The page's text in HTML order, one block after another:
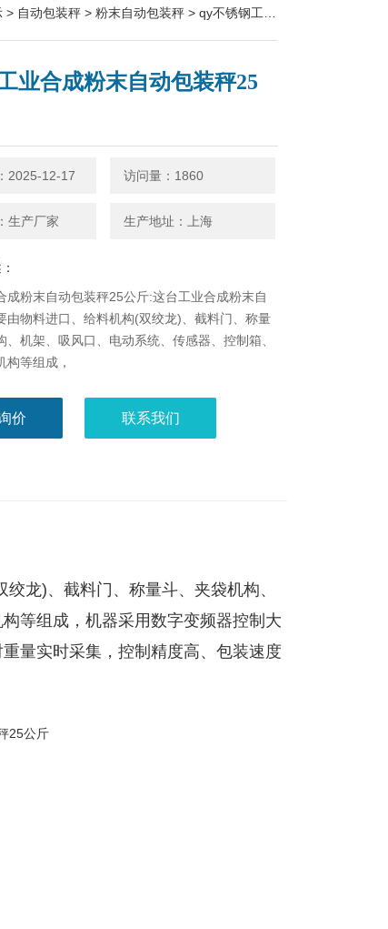
> 自动包装秤 > 粉末自动包装秤 > qy不锈钢工业合成粉末自动包装秤25公斤
业合成粉末自动包装秤25
2025-12-17 访问量：1860
生产厂家 生产地址：上海
成粉末自动包装秤25公斤:这台工业合成粉末自
由物料进口、给料机构(双绞龙)、截料门、称量
、机架、吸风口、电动系统、传感器、控制箱、
构等组成，
价 联系我们
龙)、截料门、称量斗、夹袋机构、
等组成，机器采用数字变频器控制大
量实时采集，控制精度高、包装速度